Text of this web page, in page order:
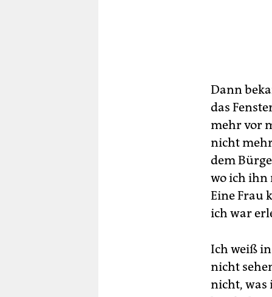
Dann
das
mehr vor
nicht mehr
dem
wo ich ihn
Eine Frau
ich war
Ich weiß
nicht
nicht, was